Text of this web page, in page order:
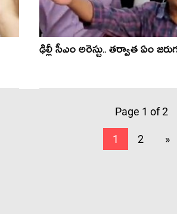
ఢిల్లీ సీఎం అరెస్టు.. త‌ర్వాత ఏం
Page 1 of 2
1 2 »